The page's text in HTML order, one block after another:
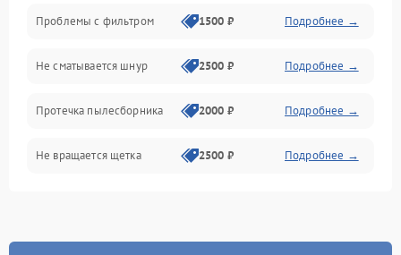
Проблемы с фильтром 1500 ₽ Подробнее →
Не сматывается шнур 2500 ₽ Подробнее →
Протечка пылесборника 2000 ₽ Подробнее →
Не вращается щетка 2500 ₽ Подробнее →
Поломка контейнера для